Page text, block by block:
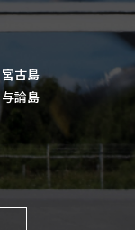
宮古島
与論島